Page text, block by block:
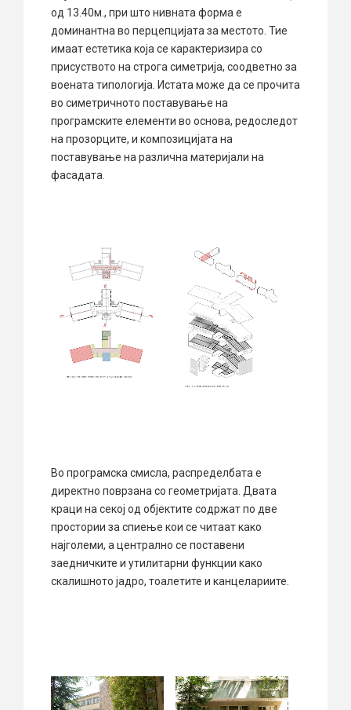
од 13.40м., при што нивната форма е
доминантна во перцепцијата за местото. Тие
имаат естетика која се карактеризира со
присуството на строга симетрија, соодветно за
воената типологија. Истата може да се прочита
во симетричното поставување на
програмските елементи во основа, редоследот
на прозорците, и композицијата на
поставување на различна материјали на
фасадата.
Во програмска смисла, распределбата е
директно поврзана со геометријата. Двата
краци на секој од објектите содржат по две
простории за спиење кои се читаат како
најголеми, а централно се поставени
заедничките и утилитарни функции како
скалишното јадро, тоалетите и канцелариите.